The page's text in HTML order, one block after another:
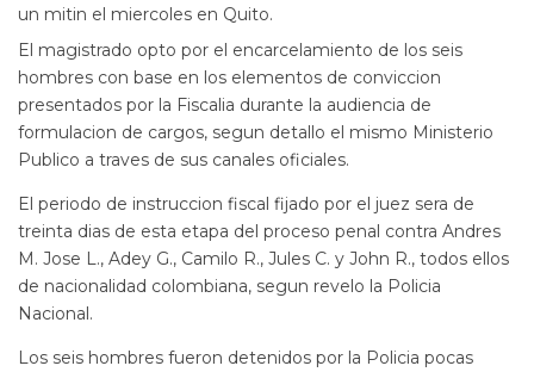
un mitin el miercoles en Quito.
El magistrado opto por el encarcelamiento de los seis
hombres con base en los elementos de conviccion
presentados por la Fiscalia durante la audiencia de
formulacion de cargos, segun detallo el mismo Ministerio
Publico a traves de sus canales oficiales.
El periodo de instruccion fiscal fijado por el juez sera de
treinta dias de esta etapa del proceso penal contra Andres
M. Jose L., Adey G., Camilo R., Jules C. y John R., todos ellos
de nacionalidad colombiana, segun revelo la Policia
Nacional.
Los seis hombres fueron detenidos por la Policia pocas